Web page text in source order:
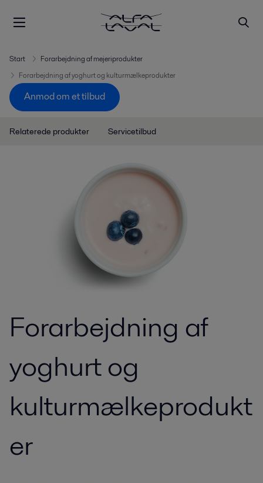
Start
Forarbejdning af mejeriprodukter
Forarbejdning af yoghurt og kulturmælkeprodukter
Anmod om et tilbud
Relaterede produkter Servicetilbud
Forarbejdning af
yoghurt og
kulturmælkeprodukt
er